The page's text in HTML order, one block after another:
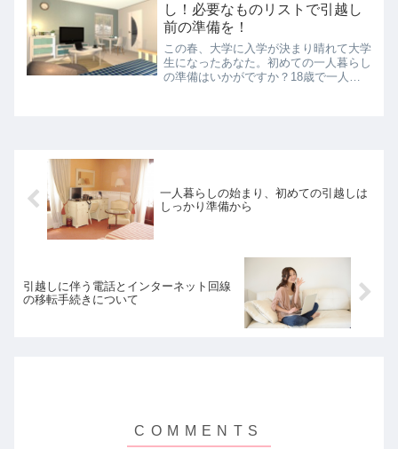
し！必要なものリストで引越し
前の準備を！
この春、大学に入学が決まり晴れて大学
生になったあなた。初めての一人暮らし
の準備はいかがですか？18歳で一人暮
一人暮らしの始まり、初めての引越しは
しっかり準備から
引越しに伴う電話とインターネット回線
の移転手続きについて